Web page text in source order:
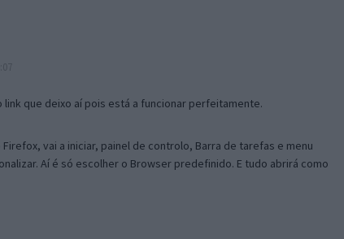
que deixo aí pois está a funcionar perfeitamente.
vai a iniciar, painel de controlo, Barra de tarefas e menu
Aí é só escolher o Browser predefinido. E tudo abrirá como